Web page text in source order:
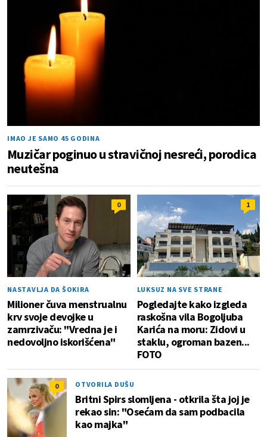
IMAO JE SAMO 45 GODINA
Muzičar poginuo u stravičnoj nesreći, porodica
neutešna
0
NASTAVLJA DA ŠOKIRA
Milioner čuva menstrualnu
krv svoje devojke u
zamrzivaču: "Vredna je i
nedovoljno iskorišćena"
1
LUKSUZ NA SVE STRANE
Pogledajte kako izgleda
raskošna vila Bogoljuba
Karića na moru: Zidovi u
staklu, ogroman bazen...
FOTO
0 OTVORILA DUŠU
Britni Spirs slomljena - otkrila šta joj je
rekao sin: "Osećam da sam podbacila
kao majka"